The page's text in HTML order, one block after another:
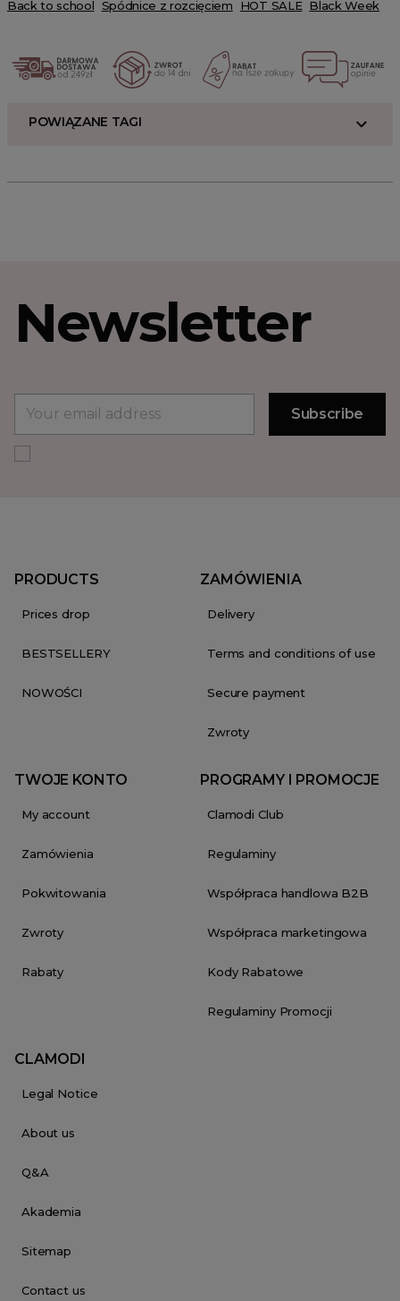
Back to school Spódnice z rozcięciem HOT SALE Black Week
POWIĄZANE TAGI
Newsletter
PRODUCTS
Prices drop
BESTSELLERY
NOWOŚCI
ZAMÓWIENIA
Delivery
Terms and conditions of use
Secure payment
Zwroty
TWOJE KONTO
My account
Zamówienia
Pokwitowania
Zwroty
Rabaty
PROGRAMY I PROMOCJE
Clamodi Club
Regulaminy
Współpraca handlowa B2B
Współpraca marketingowa
Kody Rabatowe
Regulaminy Promocji
CLAMODI
Legal Notice
About us
Q&A
Akademia
Sitemap
Contact us